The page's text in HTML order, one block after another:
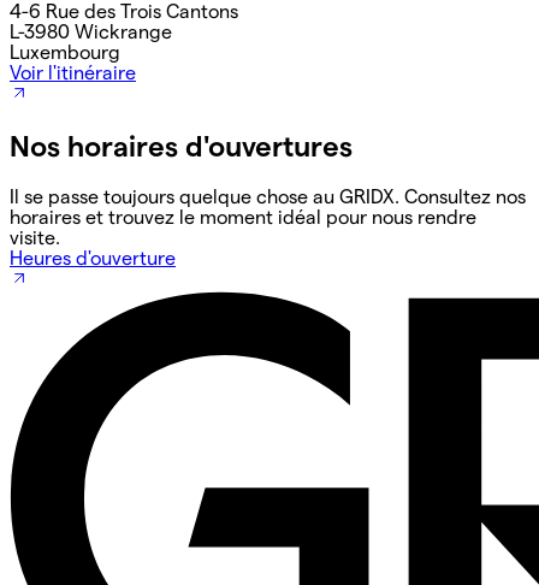
4-6 Rue des Trois Cantons
L-3980 Wickrange
Luxembourg
Voir l'itinéraire
Nos horaires d'ouvertures
Il se passe toujours quelque chose au GRIDX. Consultez nos
horaires et trouvez le moment idéal pour nous rendre
visite.
Heures d'ouverture